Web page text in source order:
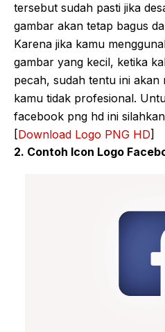
tersebut sudah pasti jika
gambar akan tetap bagus
Karena jika kamu
gambar yang kecil, ketika
pecah, sudah tentu ini akan
kamu tidak profesional.
facebook png hd ini
[Download Logo PNG HD]
2. Contoh Icon Logo